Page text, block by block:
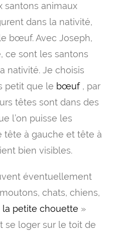
prix
à
santons animaux
dans la nativité,
bœuf. Avec Joseph,
ce sont les santons
nativité. Je choisis
petit que le bœuf , par
têtes sont dans des
l’on puisse les
tête à gauche et tête à
bien visibles.
éventuellement
chats, chiens,
la petite chouette »
se loger sur le toit de